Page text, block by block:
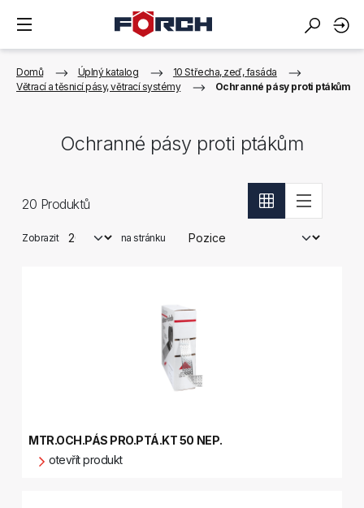
Domů Úplný katalog
10 Střecha, zeď, fasáda
Větrací a těsnicí pásy, větrací systémy
Ochranné pásy proti ptákům
Ochranné pásy proti ptákům
20 Produktů
Zobrazit na stránku
MTR.OCH.PÁS PRO.PTÁ.KT 50 NEP.
otevřít produkt